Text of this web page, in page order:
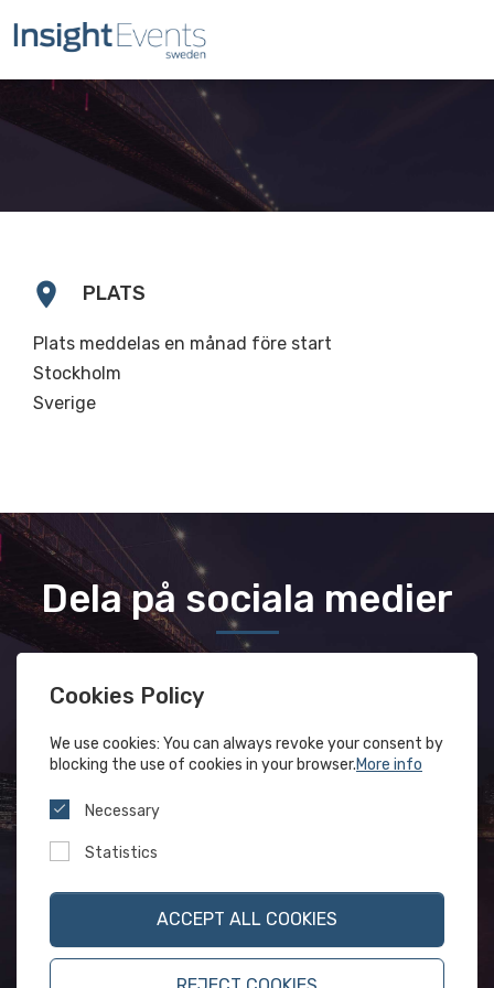
location_on PLATS
Plats meddelas en månad före start
Stockholm
Sverige
Dela på sociala medier
Cookies Policy
We use cookies: You can always revoke your consent by
blocking the use of cookies in your browser.More info
Necessary
Statistics
ACCEPT ALL COOKIES